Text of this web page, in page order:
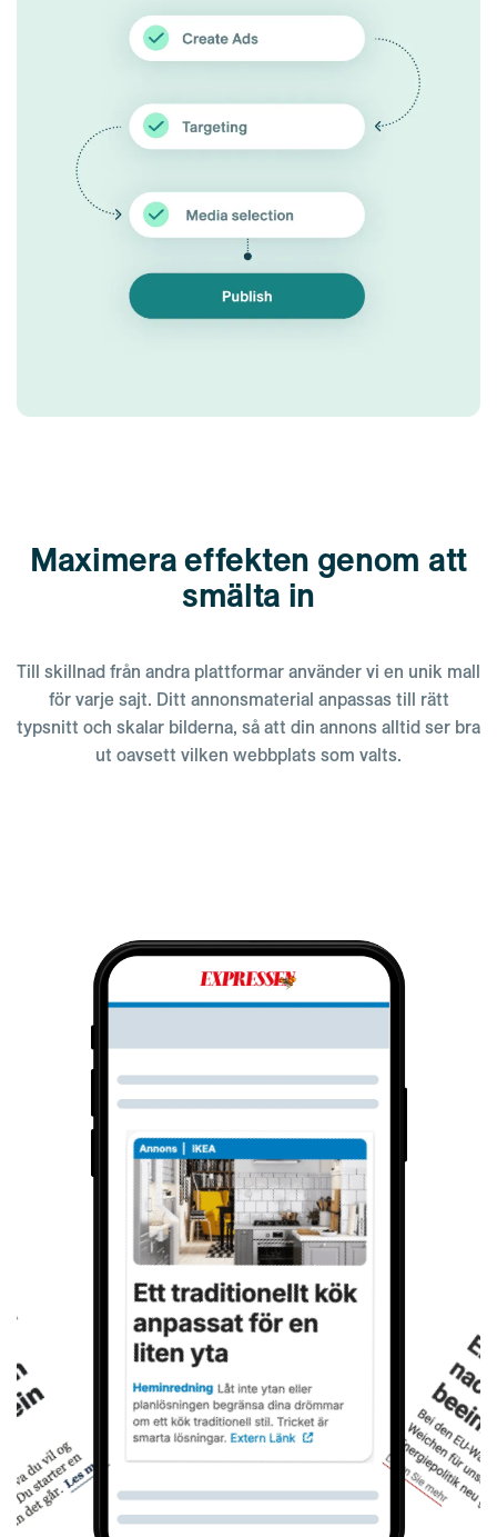
Maximera effekten genom att
smälta in
Till skillnad från andra plattformar använder vi en unik mall
för varje sajt. Ditt annonsmaterial anpassas till rätt
typsnitt och skalar bilderna, så att din annons alltid ser bra
ut oavsett vilken webbplats som valts.